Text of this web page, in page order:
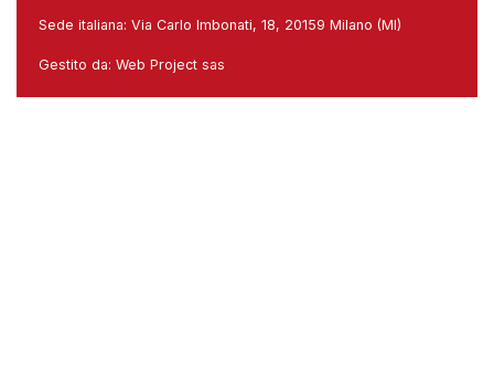
Sede italiana: Via Carlo Imbonati, 18, 20159 Milano (MI)
Gestito da: Web Project sas